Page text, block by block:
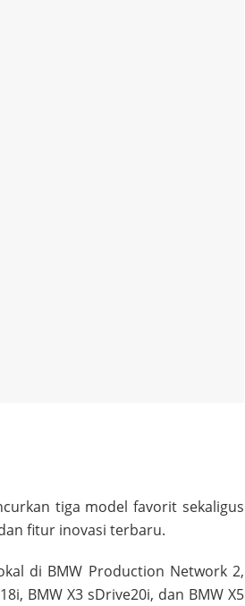
tiga model favorit sekaligus
fitur inovasi terbaru.
di BMW Production Network 2,
BMW X3 sDrive20i, dan BMW X5